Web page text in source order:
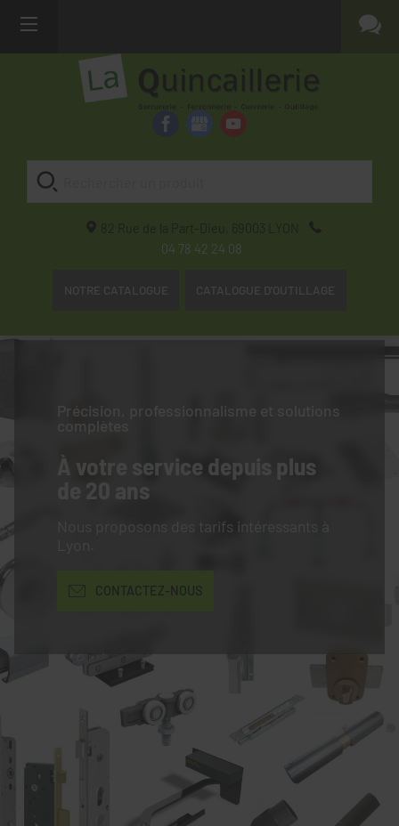
82 Rue de la Part-Dieu, 69003
LYON
04 78 42 24 08
NOTRE CATALOGUE CATALOGUE D'OUTILLAGE
Précision, professionnalisme et solutions
complètes
À votre service depuis plus
de 20 ans
Nous proposons des tarifs intéressants à
CONTACTEZ-NOUS